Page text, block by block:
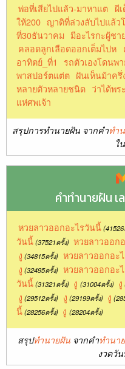
พ่อที่เสียไปแล้ว-มาหาแต ผี
ให้200 ญาติที่ล่วงลับไปแล้ว
ที่30ธันวาคม มีอะไรกะผู้ชา
คลอดลูกเลือดออกเต็มไปห
อาทิตย์_ที่1
รถตัวเองโดนพ
พาสปอร์ตแต่ต ฝันเห็นม้าค
หลายตัวหลายชนิด ว่าได้พ
แห่ศพเจ้า
สรุปการทำนายฝัน จากคำทำ
ใ
คำทำนายฝัน
หวยลาวออกอะไรวันนี้
วันนี้(37521ครั้ง) หวยลาวออก
งู (34815ครั้ง) หวยลาวออกอะ
งู (32495ครั้ง) หวยลาวออกอะ
วันนี้(31321ครั้ง) งู (31004ครั้ง) งู
งู (29512ครั้ง) งู (29199ครั้ง) งู
นี้(28256ครั้ง) งู (28204ครั้ง)
สรุปทำนายฝัน จากคำทำนา
งวดวั